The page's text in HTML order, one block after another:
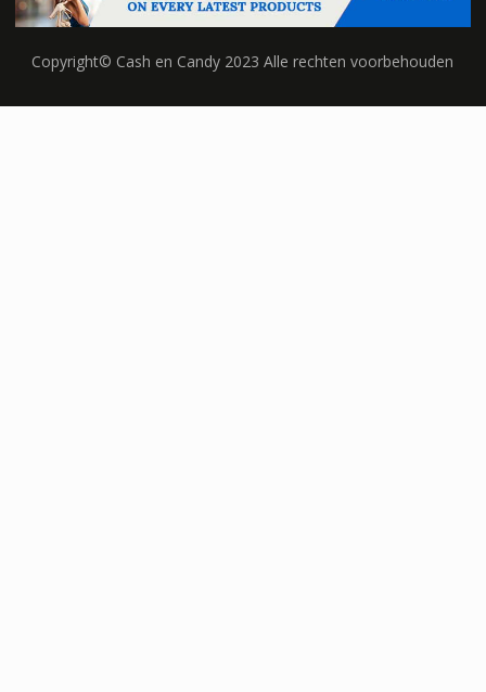
Copyright© Cash en Candy 2023 Alle rechten voorbehouden